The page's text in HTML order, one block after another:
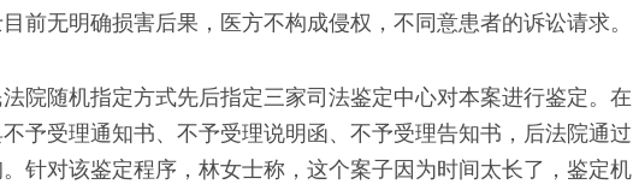
前无明确损害后果，医方不构成侵权，不同意患者的诉讼请求。
院随机指定方式先后指定三家司法鉴定中心对本案进行鉴定。在
予受理通知书、不予受理说明函、不予受理告知书，后法院通过
针对该鉴定程序，林女士称，这个案子因为时间太长了，鉴定机